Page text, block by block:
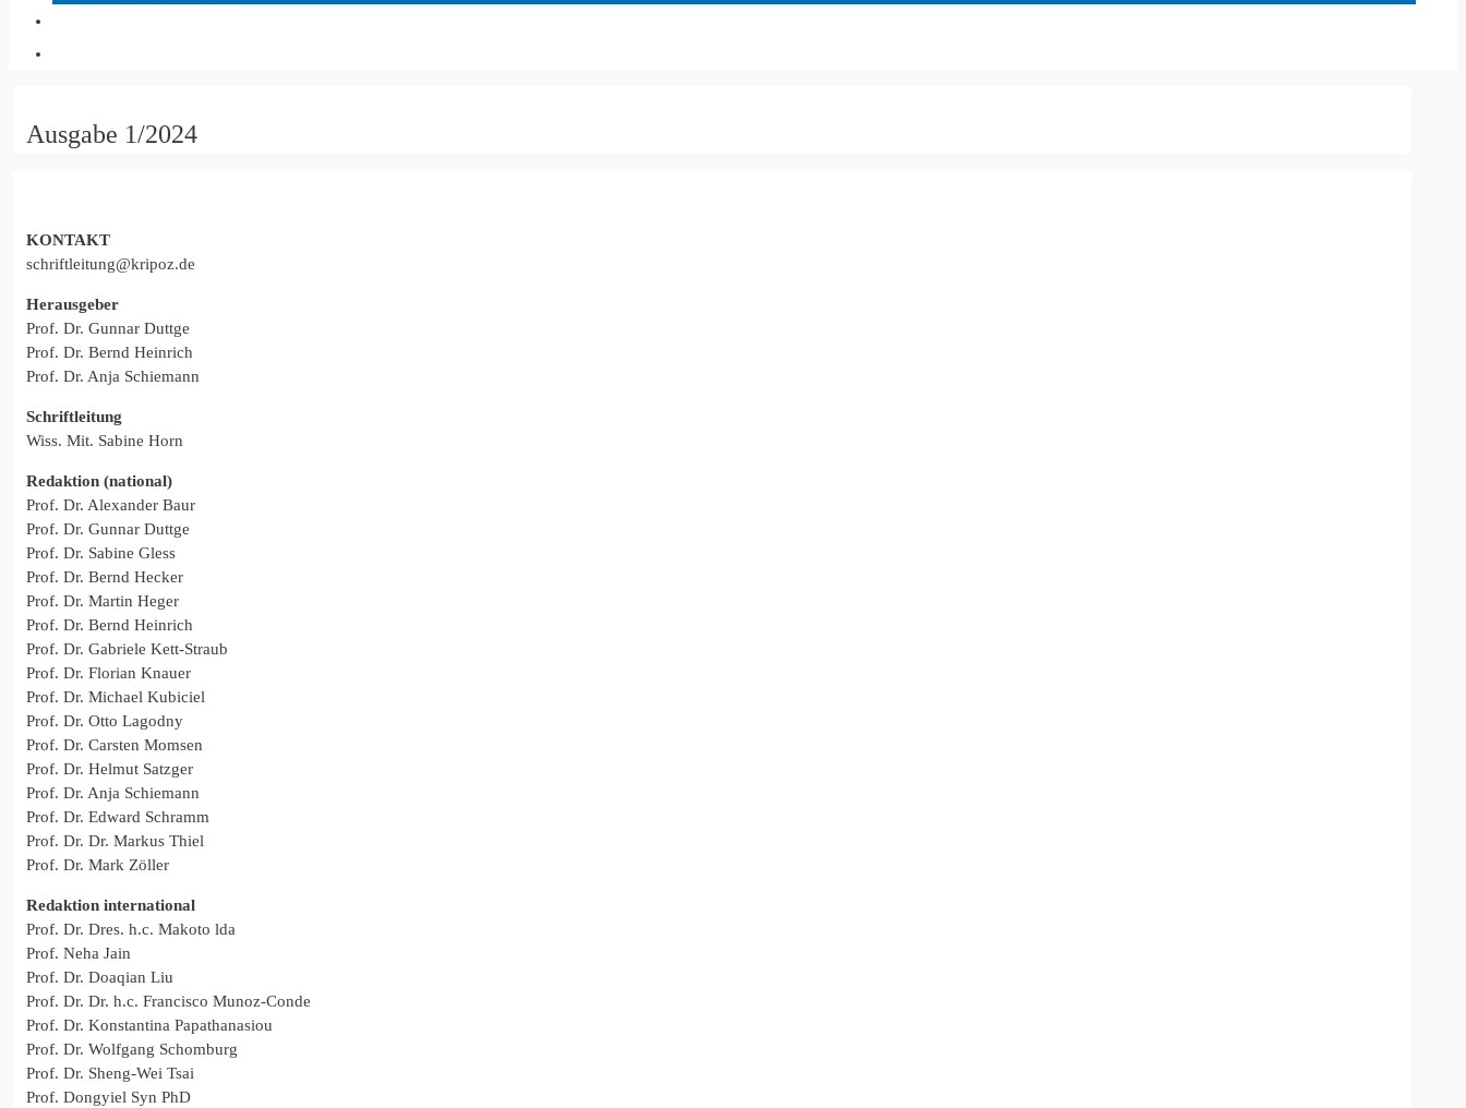
Ausgabe 1/2024
KONTAKT
schriftleitung@kripoz.de
Herausgeber
Prof. Dr. Gunnar Duttge
Prof. Dr. Bernd Heinrich
Prof. Dr. Anja Schiemann
Schriftleitung
Wiss. Mit. Sabine Horn
Redaktion (national)
Prof. Dr. Alexander Baur
Prof. Dr. Gunnar Duttge
Prof. Dr. Sabine Gless
Prof. Dr. Bernd Hecker
Prof. Dr. Martin Heger
Prof. Dr. Bernd Heinrich
Prof. Dr. Gabriele Kett-Straub
Prof. Dr. Florian Knauer
Prof. Dr. Michael Kubiciel
Prof. Dr. Otto Lagodny
Prof. Dr. Carsten Momsen
Prof. Dr. Helmut Satzger
Prof. Dr. Anja Schiemann
Prof. Dr. Edward Schramm
Prof. Dr. Dr. Markus Thiel
Prof. Dr. Mark Zöller
Redaktion international
Prof. Dr. Dres. h.c. Makoto lda
Prof. Neha Jain
Prof. Dr. Doaqian Liu
Prof. Dr. Dr. h.c. Francisco Munoz-Conde
Prof. Dr. Konstantina Papathanasiou
Prof. Dr. Wolfgang Schomburg
Prof. Dr. Sheng-Wei Tsai
Prof. Dongyiel Syn PhD